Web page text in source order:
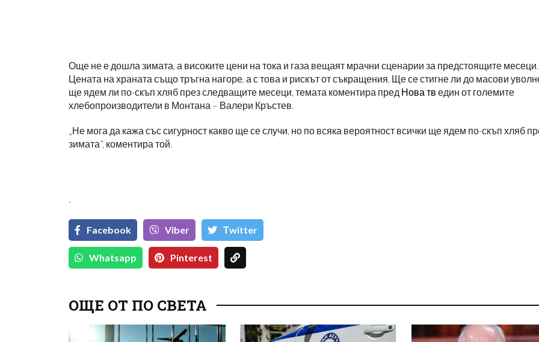
Още не е дошла зимата, а високите цени на тока и газа вещаят мрачни сценарии за предстоящите месеци.
Цената на храната също тръгна нагоре, а с това и рискът от съкращения. Ще се стигне ли до масови
ще ядем ли по-скъп хляб през следващите месеци, темата коментира пред Нова тв един от големите
хлебопроизводители в Монтана – Валери Кръстев.
„Не мога да кажа със сигурност какво ще се случи, но по всяка вероятност всички ще ядем по-скъп хляб
зимата”, коментира той.
`
Facebook Viber Тwitter
Whatsapp Pinterest
ОЩЕ ОТ ПО СВЕТА